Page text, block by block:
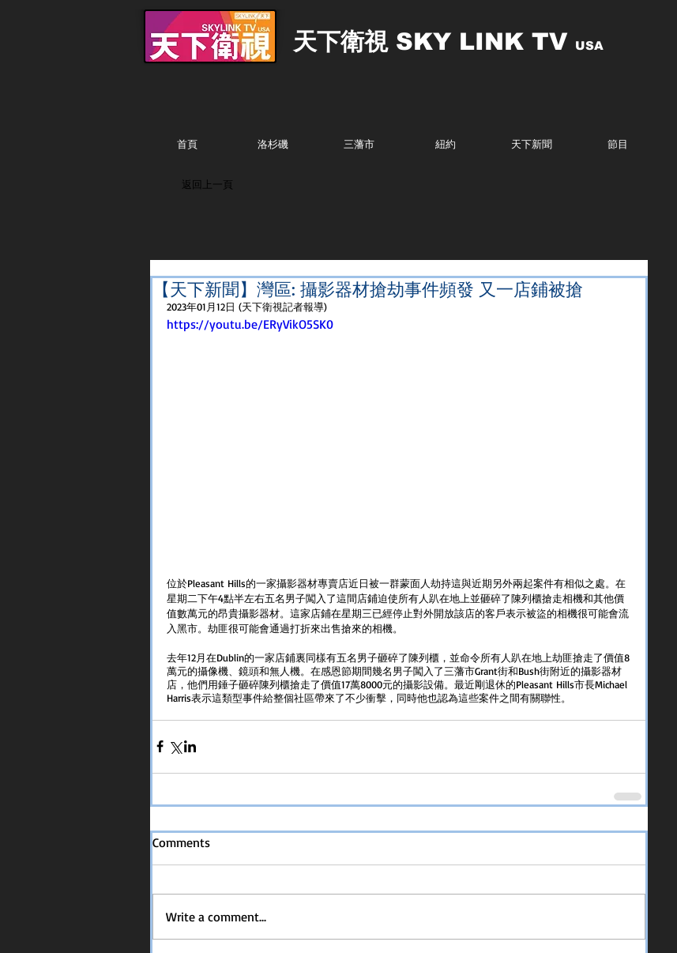
天下衛視SKY LINK TV USA
首頁 洛杉磯 三藩市 紐約 天下新聞 節目
返回上一頁
【天下新聞】灣區: 攝影器材搶劫事件頻發 又一店鋪被搶
2023年01月12日 (天下衛視記者報導)
https://youtu.be/ERyVikO5SK0
位於Pleasant Hills的一家攝影器材專賣店近日被一群蒙面人劫持這與近期另外兩起案件有相似之處。在
星期二下午4點半左右五名男子闖入了這間店鋪迫使所有人趴在地上並砸碎了陳列櫃搶走相機和其他價
值數萬元的昂貴攝影器材。這家店鋪在星期三已經停止對外開放該店的客戶表示被盜的相機很可能會流
入黑市。劫匪很可能會通過打折來出售搶來的相機。
去年12月在Dublin的一家店鋪裏同樣有五名男子砸碎了陳列櫃，並命令所有人趴在地上劫匪搶走了價值8
萬元的攝像機、鏡頭和無人機。在感恩節期間幾名男子闖入了三藩市Grant街和Bush街附近的攝影器材
店，他們用錘子砸碎陳列櫃搶走了價值17萬8000元的攝影設備。最近剛退休的Pleasant Hills市長Michael
Harris表示這類型事件給整個社區帶來了不少衝擊，同時他也認為這些案件之間有關聯性。
Comments
Write a comment...